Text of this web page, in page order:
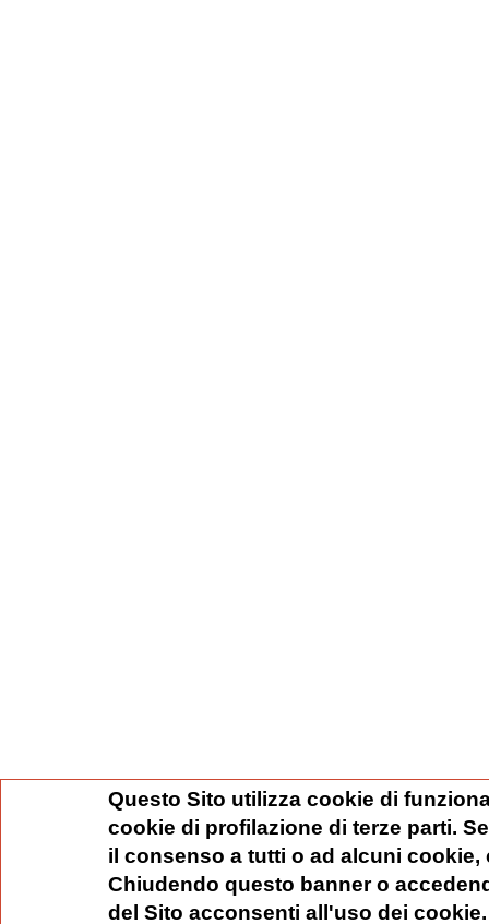
Questo Sito utilizza cookie di
cookie di profilazione di terze parti.
il consenso a tutti o ad alcuni
Chiudendo questo banner o
del Sito acconsenti all'uso dei cookie.